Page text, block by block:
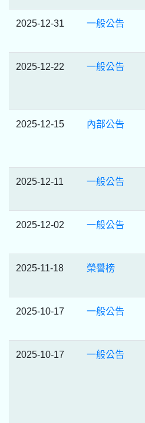
2025-12-31 一般公告
2025-12-22 一般公告
2025-12-15 內部公告
2025-12-11 一般公告
2025-12-02 一般公告
2025-11-18 榮譽榜
2025-10-17 一般公告
2025-10-17 一般公告